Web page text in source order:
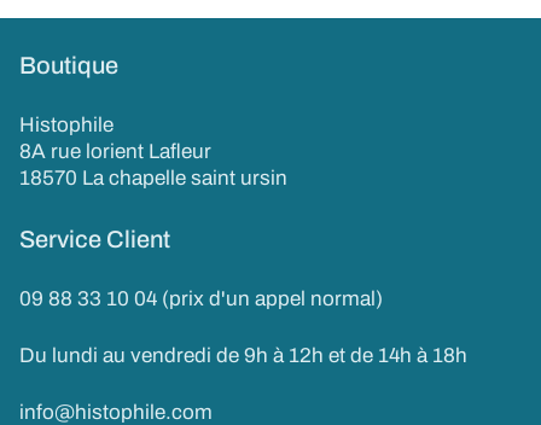
Boutique
Histophile
8A rue lorient Lafleur
18570 La chapelle saint ursin
Service Client
09 88 33 10 04 (prix d'un appel normal)
Du lundi au vendredi de 9h à 12h et de 14h à 18h
info@histophile.com